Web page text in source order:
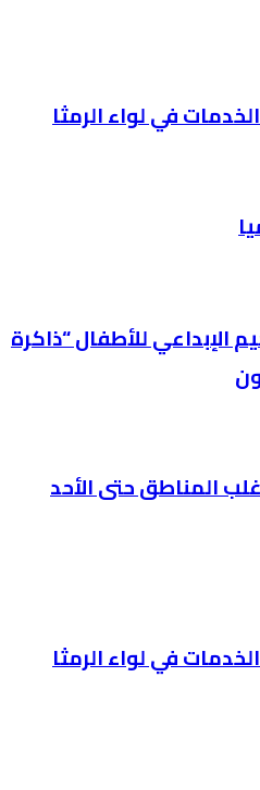
في لواء الرمثا
الإبداعي للأطفال “ذاكرة
المناطق حتى الأحد
في لواء الرمثا